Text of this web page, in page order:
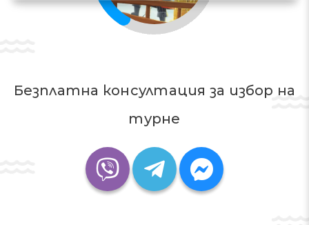
Безплатна консултация за избор на
турне